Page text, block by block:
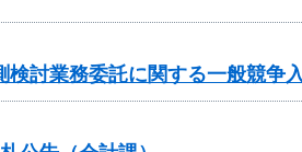
討業務委託に関する一般競争